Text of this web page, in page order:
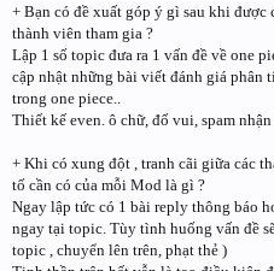
+ Bạn có đề xuất góp ý gì sau khi
thành viên tham gia ?
Lập 1 số topic đưa ra 1 vấn đề về one
cập nhật những bài viết đánh giá phân
trong one piece..
Thiết kế even. ô chữ, đố vui, spam
+ Khi có xung đột , tranh cãi giữa các
tố cần có của mỗi Mod là gì ?
Ngay lập tức có 1 bài reply thông báo
ngay tại topic. Tùy tình huống vấn đề
topic , chuyển lên trên, phạt thẻ )